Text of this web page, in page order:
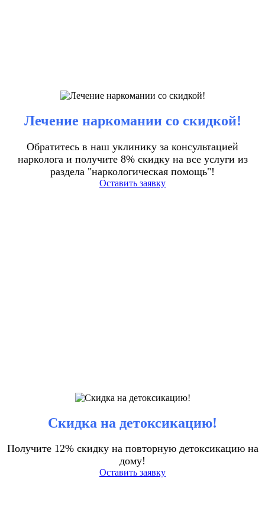
Лечение наркомании со скидкой!
Обратитесь в наш уклинику за консультацией
нарколога и получите 8% скидку на все услуги из
раздела "наркологическая помощь"!
Оставить заявку
Скидка на детоксикацию!
Получите 12% скидку на повторную детоксикацию на
дому!
Оставить заявку